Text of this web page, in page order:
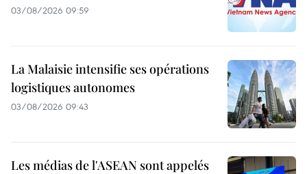
03/08/2026 09:59
La Malaisie intensifie ses opérations
logistiques autonomes
03/08/2026 09:43
Les médias de l'ASEAN sont appelés